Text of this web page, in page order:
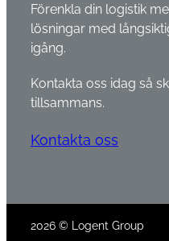
Förenkla din logistik
lösningar med
igång.
Kontakta oss idag så
tillsammans.
Kontakta oss
2026 © Logent Group